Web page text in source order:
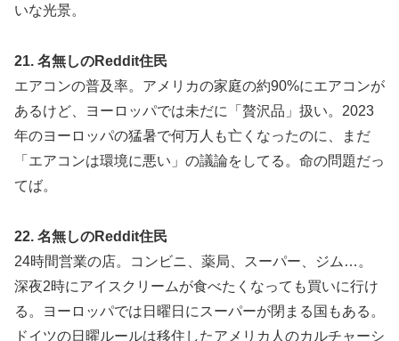
いな光景。
21. 名無しのReddit住民
エアコンの普及率。アメリカの家庭の約90%にエアコンが
あるけど、ヨーロッパでは未だに「贅沢品」扱い。2023
年のヨーロッパの猛暑で何万人も亡くなったのに、まだ
「エアコンは環境に悪い」の議論をしてる。命の問題だっ
てば。
22. 名無しのReddit住民
24時間営業の店。コンビニ、薬局、スーパー、ジム…。
深夜2時にアイスクリームが食べたくなっても買いに行け
る。ヨーロッパでは日曜日にスーパーが閉まる国もある。
ドイツの日曜ルールは移住したアメリカ人のカルチャーシ